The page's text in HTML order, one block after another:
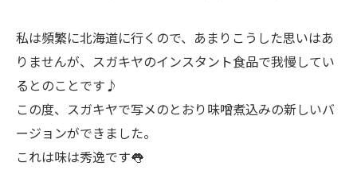
私は頻繁に北海道に行くので、あまりこうした思いはあ
りませんが、スガキヤのインスタント食品で我慢してい
るとのことです♪
この度、スガキヤで写メのとおり味噌煮込みの新しいバ
ージョンができました。
これは味は秀逸です👅